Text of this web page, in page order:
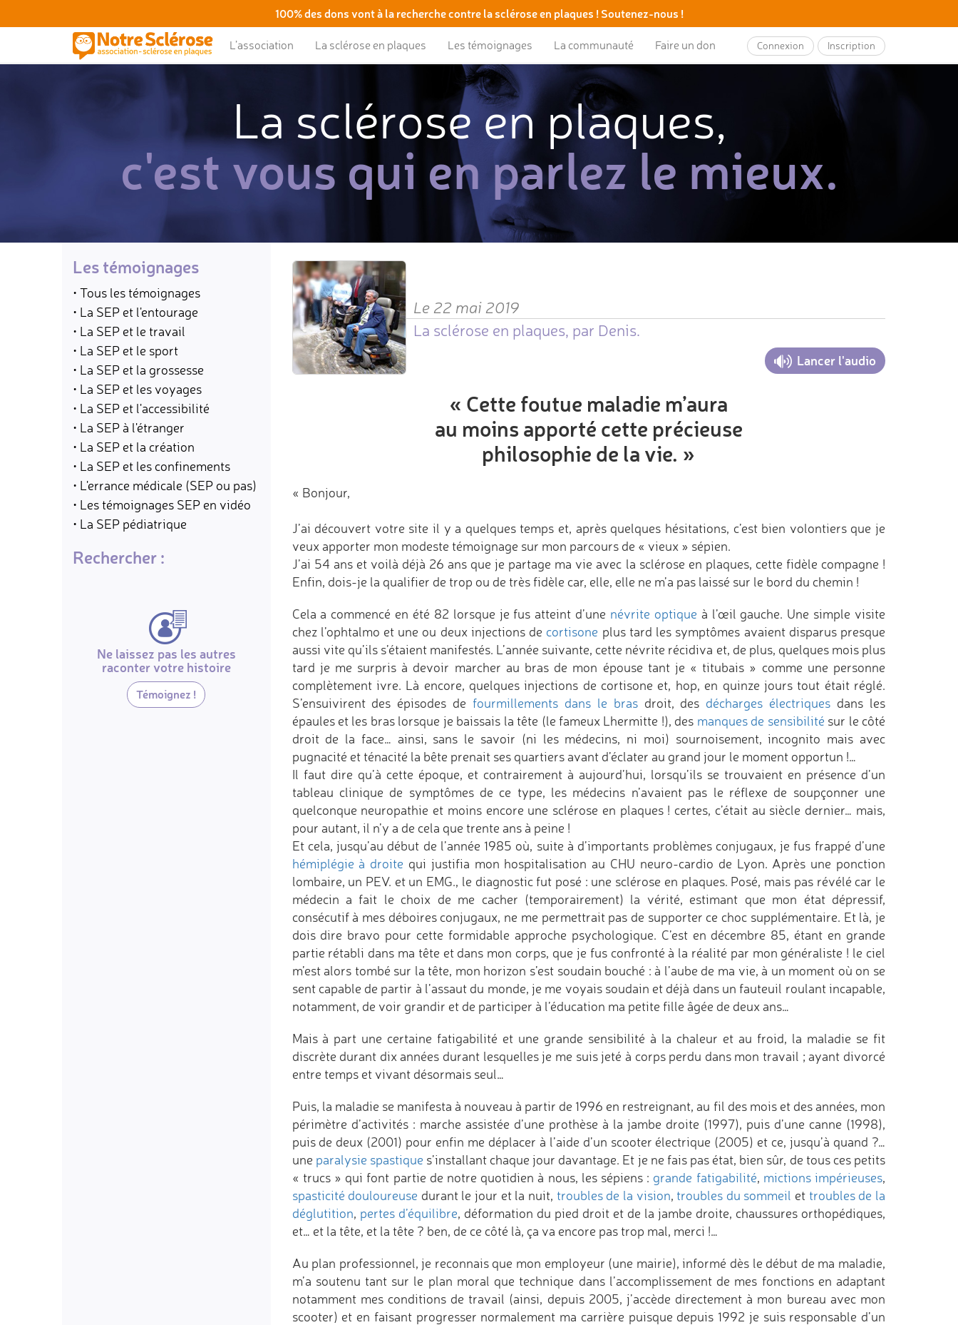
100% des dons vont à la recherche contre la sclérose en plaques ! Soutenez-nous !
L’association La sclérose en plaques Les témoignages La communauté Faire un don Connexion Inscription
La sclérose en plaques,
c'est vous qui en parlez le mieux.
Les témoignages
• Tous les témoignages
• La SEP et l'entourage
• La SEP et le travail
• La SEP et le sport
• La SEP et la grossesse
• La SEP et les voyages
• La SEP et l'accessibilité
• La SEP à l'étranger
• La SEP et la création
• La SEP et les confinements
• L'errance médicale (SEP ou pas)
• Les témoignages SEP en vidéo
• La SEP pédiatrique
Rechercher :
Ne laissez pas les autres
raconter votre histoire
Témoignez !
Le 22 mai 2019
La sclérose en plaques, par Denis.
Lancer l'audio
« Cette foutue maladie m’aura
au moins apporté cette précieuse
philosophie de la vie. »
« Bonjour,
J’ai découvert votre site il y a quelques temps et, après quelques hésitations, c’est bien volontiers que je
veux apporter mon modeste témoignage sur mon parcours de « vieux » sépien.
J’ai 54 ans et voilà déjà 26 ans que je partage ma vie avec la sclérose en plaques, cette fidèle compagne !
Enfin, dois-je la qualifier de trop ou de très fidèle car, elle, elle ne m’a pas laissé sur le bord du chemin !
Cela a commencé en été 82 lorsque je fus atteint d’une névrite optique à l’œil gauche. Une simple visite
chez l’ophtalmo et une ou deux injections de cortisone plus tard les symptômes avaient disparus presque
aussi vite qu’ils s’étaient manifestés. L’année suivante, cette névrite récidiva et, de plus, quelques mois plus
tard je me surpris à devoir marcher au bras de mon épouse tant je « titubais » comme une personne
complètement ivre. Là encore, quelques injections de cortisone et, hop, en quinze jours tout était réglé.
S’ensuivirent des épisodes de fourmillements dans le brasdroit, des décharges électriques dans les
épaules et les bras lorsque je baissais la tête (le fameux Lhermitte !), des manques de sensibilité sur le côté
droit de la face… ainsi, sans le savoir (ni les médecins, ni moi) sournoisement, incognito mais avec
pugnacité et ténacité la bête prenait ses quartiers avant d’éclater au grand jour le moment opportun !…
Il faut dire qu’à cette époque, et contrairement à aujourd’hui, lorsqu’ils se trouvaient en présence d’un
tableau clinique de symptômes de ce type, les médecins n’avaient pas le réflexe de soupçonner une
quelconque neuropathie et moins encore une sclérose en plaques ! certes, c’était au siècle dernier… mais,
pour autant, il n’y a de cela que trente ans à peine !
Et cela, jusqu’au début de l’année 1985 où, suite à d’importants problèmes conjugaux, je fus frappé d’une
hémiplégie à droite qui justifia mon hospitalisation au CHU neuro-cardio de Lyon. Après une ponction
lombaire, un PEV. et un EMG., le diagnostic fut posé : une sclérose en plaques. Posé, mais pas révélé car le
médecin a fait le choix de me cacher (temporairement) la vérité, estimant que mon état dépressif,
consécutif à mes déboires conjugaux, ne me permettrait pas de supporter ce choc supplémentaire. Et là, je
dois dire bravo pour cette formidable approche psychologique. C’est en décembre 85, étant en grande
partie rétabli dans ma tête et dans mon corps, que je fus confronté à la réalité par mon généraliste ! le ciel
m’est alors tombé sur la tête, mon horizon s’est soudain bouché : à l’aube de ma vie, à un moment où on se
sent capable de partir à l’assaut du monde, je me voyais soudain et déjà dans un fauteuil roulant incapable,
notamment, de voir grandir et de participer à l’éducation ma petite fille âgée de deux ans…
Mais à part une certaine fatigabilité et une grande sensibilité à la chaleur et au froid, la maladie se fit
discrète durant dix années durant lesquelles je me suis jeté à corps perdu dans mon travail ; ayant divorcé
entre temps et vivant désormais seul…
Puis, la maladie se manifesta à nouveau à partir de 1996 en restreignant, au fil des mois et des années, mon
périmètre d’activités : marche assistée d’une prothèse à la jambe droite (1997), puis d’une canne (1998),
puis de deux (2001) pour enfin me déplacer à l’aide d’un scooter électrique (2005) et ce, jusqu’à quand ?…
une paralysie spastique s’installant chaque jour davantage. Et je ne fais pas état, bien sûr, de tous ces petits
« trucs » qui font partie de notre quotidien à nous, les sépiens : grande fatigabilité, mictions impérieuses,
spasticité douloureuse durant le jour et la nuit, troubles de la vision, troubles du sommeil et troubles de la
déglutition, pertes d’équilibre, déformation du pied droit et de la jambe droite, chaussures orthopédiques,
et… et la tête, et la tête ? ben, de ce côté là, ça va encore pas trop mal, merci !…
Au plan professionnel, je reconnais que mon employeur (une mairie), informé dès le début de ma maladie,
m’a soutenu tant sur le plan moral que technique dans l’accomplissement de mes fonctions en adaptant
notamment mes conditions de travail (ainsi, depuis 2005, j’accède directement à mon bureau avec mon
scooter) et en faisant progresser normalement ma carrière puisque depuis 1992 je suis responsable d’un